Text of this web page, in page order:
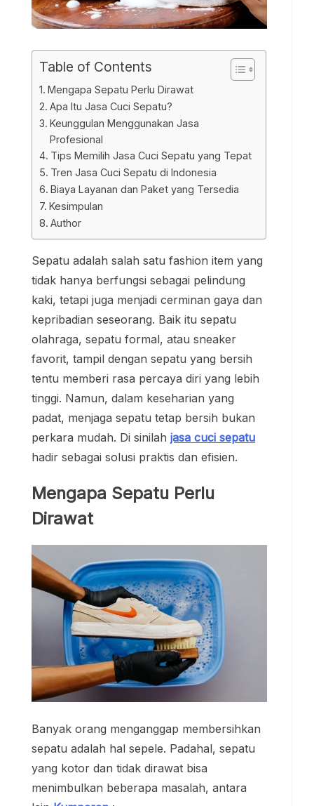
Table of Contents
Mengapa Sepatu Perlu Dirawat
Apa Itu Jasa Cuci Sepatu?
Keunggulan Menggunakan Jasa
Profesional
Tips Memilih Jasa Cuci Sepatu yang Tepat
Tren Jasa Cuci Sepatu di Indonesia
Biaya Layanan dan Paket yang Tersedia
Kesimpulan
Author
Sepatu adalah salah satu fashion item yang
tidak hanya berfungsi sebagai pelindung
kaki, tetapi juga menjadi cerminan gaya dan
kepribadian seseorang. Baik itu sepatu
olahraga, sepatu formal, atau sneaker
favorit, tampil dengan sepatu yang bersih
tentu memberi rasa percaya diri yang lebih
tinggi. Namun, dalam keseharian yang
padat, menjaga sepatu tetap bersih bukan
perkara mudah. Di sinilah jasa cuci sepatu
hadir sebagai solusi praktis dan efisien.
Mengapa Sepatu Perlu
Dirawat
Banyak orang menganggap membersihkan
sepatu adalah hal sepele. Padahal, sepatu
yang kotor dan tidak dirawat bisa
menimbulkan beberapa masalah, antara